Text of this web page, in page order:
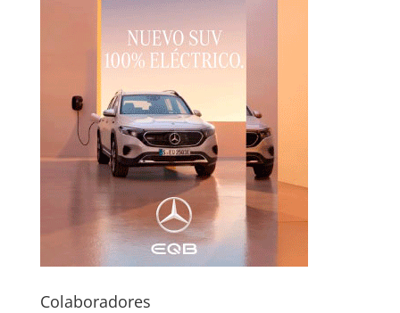
Colaboradores